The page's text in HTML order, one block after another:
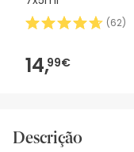
(62)
14,99€
Descrição